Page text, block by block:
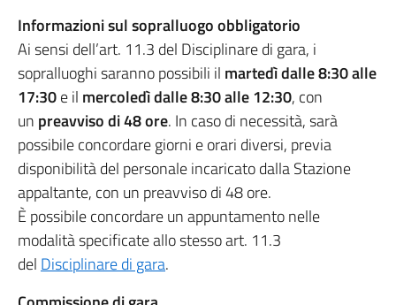
Informazioni sul sopralluogo obbligatorio
Ai sensi dell’art. 11.3 del Disciplinare di gara, i
sopralluoghi saranno possibili il martedì dalle 8:30 alle
17:30e il mercoledì dalle 8:30 alle 12:30, con
un preavviso di 48 ore. In caso di necessità, sarà
possibile concordare giorni e orari diversi, previa
disponibilità del personale incaricato dalla Stazione
appaltante, con un preavviso di 48 ore.
È possibile concordare un appuntamento nelle
modalità specificate allo stesso art. 11.3
del Disciplinare di gara.